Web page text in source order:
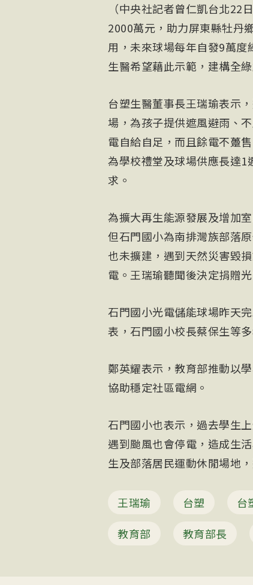
（中央社記者曾仁凱台北22
2000萬元，助力屏東縣牡丹
用，未來球場每年自發9萬
生醫希望藉此示範，建構全
台塑生醫董事長王瑞瑜表示
場，為孩子提供遮風避雨、
電自給自足，而且餘電不躉
為學校禮堂及球場供應長達
求。
為擴大再生能源發展及增加
但石門國小為南排灣族部落
也未擴建，遇到天然災害毀
電。王瑞瑜聽聞後決定捐贈
石門國小光電儲能球場昨天
表，石門國小校長蔡保生等
鄭英耀表示，教育部推動以
協助穩定社區電網。
石門國小也表示，過去學生
遇到颱風也會停電，造成生
生及部落居民運動休閒場地
王瑞瑜 台塑 台
教育部
教育部長